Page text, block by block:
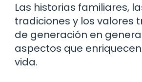
Las historias familiares,
tradiciones y los valores
de generación en
aspectos que
vida.